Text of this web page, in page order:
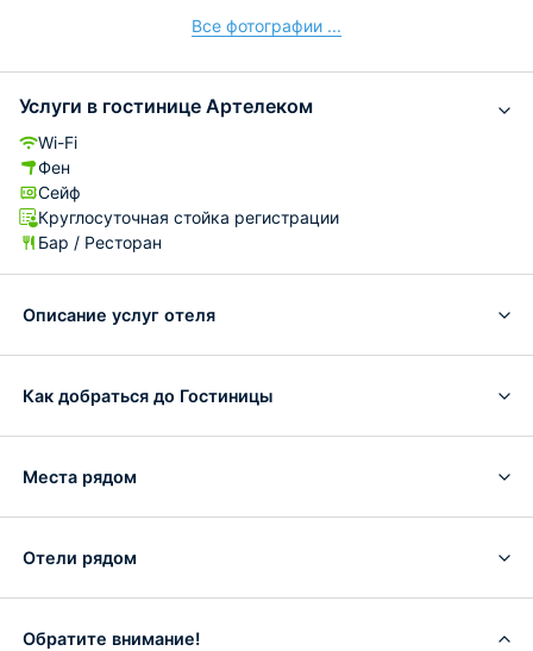
Все фотографии ...
Услуги в гостинице Артелеком
Wi-Fi
Фен
Сейф
Круглосуточная стойка регистрации
Бар / Ресторан
Описание услуг отеля
Как добраться до Гостиницы
Места рядом
Отели рядом
Обратите внимание!